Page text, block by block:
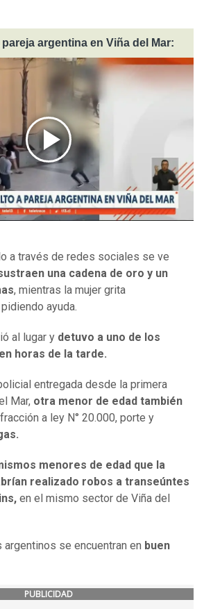
argentina en Viña del Mar:
a través de redes sociales se ve
una cadena de oro y un
, mientras la mujer grita
ayuda.
al lugar y detuvo a uno de los
horas de la tarde.
entregada desde la primera
Mar, otra menor de edad también
a ley N° 20.000, porte y
menores de edad que la
realizado robos a transeúntes
en el mismo sector de Viña del
argentinos se encuentran en buen
PUBLICIDAD